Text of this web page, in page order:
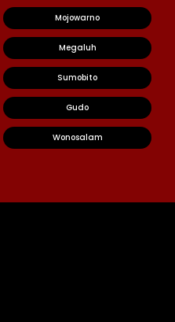
Mojowarno
Megaluh
Sumobito
Gudo
Wonosalam